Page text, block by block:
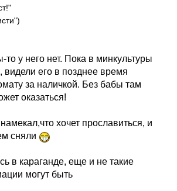
у него нет. Пока в минкультуры
видели его в позднее время
за наличкой. Без бабы там
оказаться!
хочет прославиться, и
сняли
в караганде, еще и не такие
могут быть